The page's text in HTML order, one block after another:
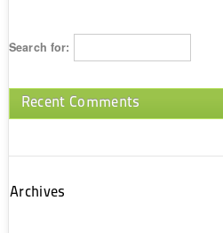
Search for:
Recent Comments
Archives